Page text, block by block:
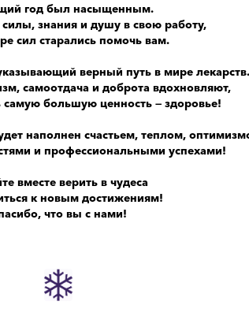
год был насыщенным.
знания и душу в свою работу,
сил старались помочь вам.
верный путь в мире лекарств.
самоотдача и доброта вдохновляют,
самую большую ценность — здоровье!
наполнен счастьем, теплом,
и профессиональными успехами!
вместе верить в чудеса
к новым достижениям!
что вы с нами!